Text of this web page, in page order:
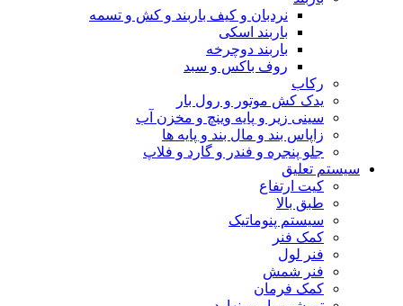
نردبان و کیف باربند و کش و تسمه
باربند اسکی
باربند دوچرخه
روف باکس و سبد
رکاب
یدک کش موتور و رول بار
سینی زیر و پایه وینچ و مخزن آب
زاپاس بند و مال بند و پایه ها
جلو پنجره و فندر و گارد و فلاپ
سیستم تعلیق
کیت ارتفاع
طبق بالا
سیستم پنوماتیک
کمک فنر
فنر لول
فنر شمش
کمک فرمان